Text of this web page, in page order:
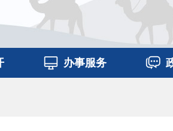
办事服务